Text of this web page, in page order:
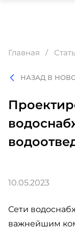
Главная
НАЗАД В
10.05.2023
Сети
важнейшим